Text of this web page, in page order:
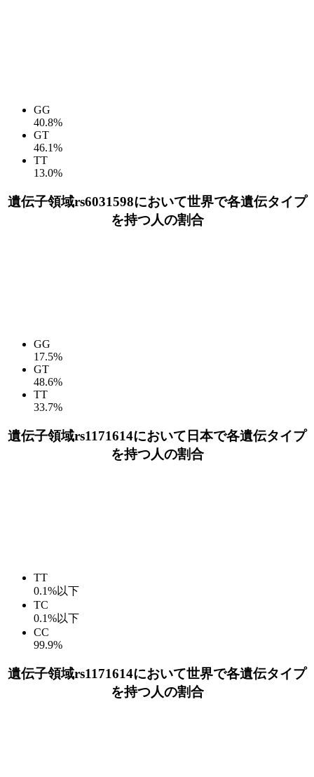
GG
40.8%
GT
46.1%
TT
13.0%
遺伝子領域rs6031598において世界で各遺伝タイプ
を持つ人の割合
GG
17.5%
GT
48.6%
TT
33.7%
遺伝子領域rs1171614において日本で各遺伝タイプ
を持つ人の割合
TT
0.1%以下
TC
0.1%以下
CC
99.9%
遺伝子領域rs1171614において世界で各遺伝タイプ
を持つ人の割合